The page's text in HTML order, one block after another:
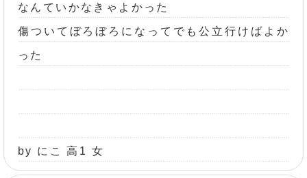
なんていかなきゃよかった
傷ついてぼろぼろになってでも公立行けばよか
った
by にこ 高1 女